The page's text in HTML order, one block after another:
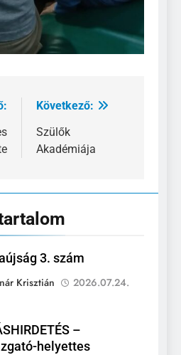
Következő:
Szülők
Akadémiája
3. szám
Krisztián
2026.07.24.
–
helyettes